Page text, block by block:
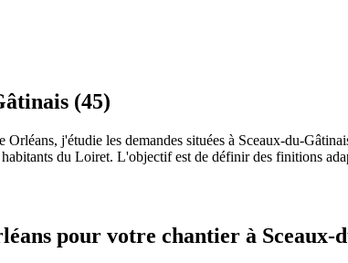
(45)
Orléans, j'étudie les demandes situées à Sceaux-du-
du Loiret. L'objectif est de définir des finitions
pour votre chantier à Sceaux-